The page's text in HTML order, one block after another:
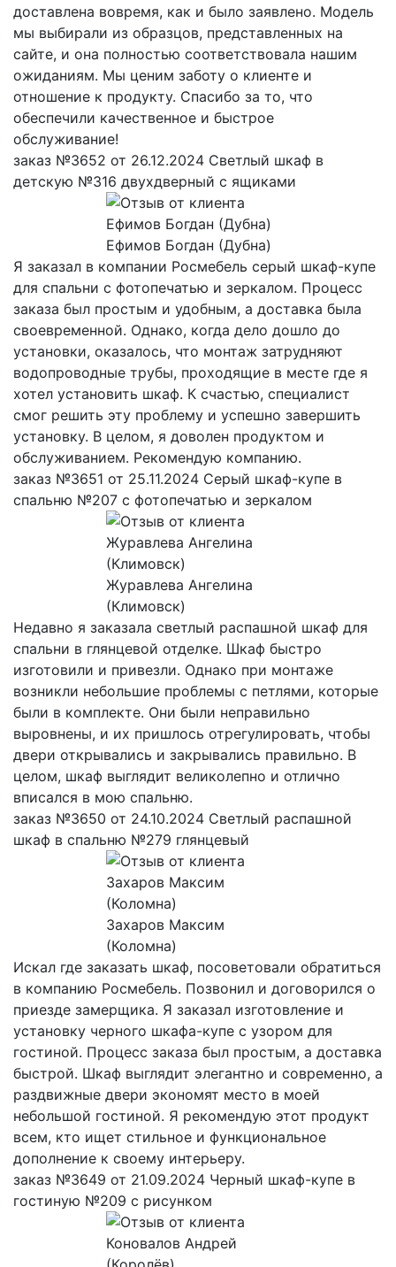
доставлена вовремя, как и было заявлено. Модель
мы выбирали из образцов, представленных на
сайте, и она полностью соответствовала нашим
ожиданиям. Мы ценим заботу о клиенте и
отношение к продукту. Спасибо за то, что
обеспечили качественное и быстрое
обслуживание!
заказ №3652 от 26.12.2024 Светлый шкаф в
детскую №316 двухдверный с ящиками
Ефимов Богдан (Дубна)
Я заказал в компании Росмебель серый шкаф-купе
для спальни с фотопечатью и зеркалом. Процесс
заказа был простым и удобным, а доставка была
своевременной. Однако, когда дело дошло до
установки, оказалось, что монтаж затрудняют
водопроводные трубы, проходящие в месте где я
хотел установить шкаф. К счастью, специалист
смог решить эту проблему и успешно завершить
установку. В целом, я доволен продуктом и
обслуживанием. Рекомендую компанию.
заказ №3651 от 25.11.2024 Серый шкаф-купе в
спальню №207 с фотопечатью и зеркалом
Журавлева Ангелина
(Климовск)
Недавно я заказала светлый распашной шкаф для
спальни в глянцевой отделке. Шкаф быстро
изготовили и привезли. Однако при монтаже
возникли небольшие проблемы с петлями, которые
были в комплекте. Они были неправильно
выровнены, и их пришлось отрегулировать, чтобы
двери открывались и закрывались правильно. В
целом, шкаф выглядит великолепно и отлично
вписался в мою спальню.
заказ №3650 от 24.10.2024 Светлый распашной
шкаф в спальню №279 глянцевый
Захаров Максим
(Коломна)
Искал где заказать шкаф, посоветовали обратиться
в компанию Росмебель. Позвонил и договорился о
приезде замерщика. Я заказал изготовление и
установку черного шкафа-купе с узором для
гостиной. Процесс заказа был простым, а доставка
быстрой. Шкаф выглядит элегантно и современно, а
раздвижные двери экономят место в моей
небольшой гостиной. Я рекомендую этот продукт
всем, кто ищет стильное и функциональное
дополнение к своему интерьеру.
заказ №3649 от 21.09.2024 Черный шкаф-купе в
гостиную №209 с рисунком